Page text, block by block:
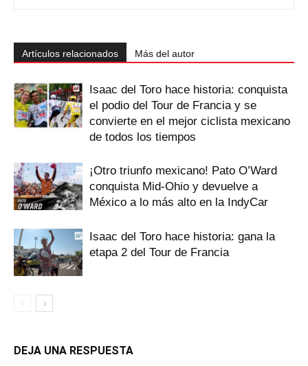
Artículos relacionados Más del autor
Isaac del Toro hace historia: conquista
el podio del Tour de Francia y se
convierte en el mejor ciclista mexicano
de todos los tiempos
¡Otro triunfo mexicano! Pato O’Ward
conquista Mid-Ohio y devuelve a
México a lo más alto en la IndyCar
Isaac del Toro hace historia: gana la
etapa 2 del Tour de Francia
DEJA UNA RESPUESTA